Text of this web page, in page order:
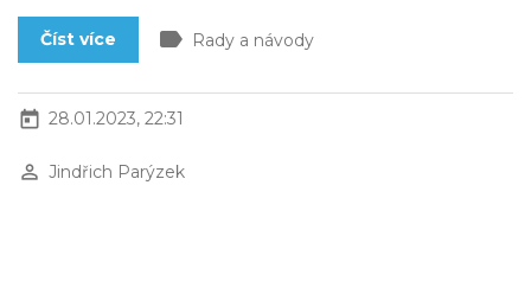
Číst více label Rady a návody
today 28.01.2023, 22:31
perm_identity Jindřich Parýzek